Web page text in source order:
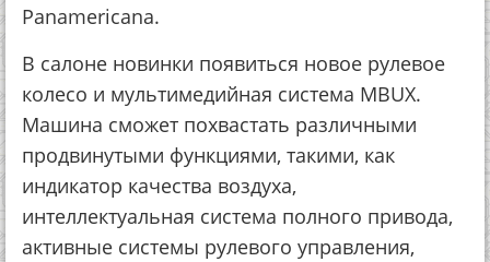
Panamericana.
В салоне новинки появиться новое рулевое
колесо и мультимедийная система MBUX.
Машина сможет похвастать различными
продвинутыми функциями, такими, как
индикатор качества воздуха,
интеллектуальная система полного привода,
активные системы рулевого управления,